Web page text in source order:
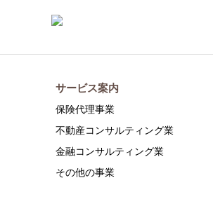
サービス案内
保険代理事業
不動産コンサルティング業
金融コンサルティング業
その他の事業